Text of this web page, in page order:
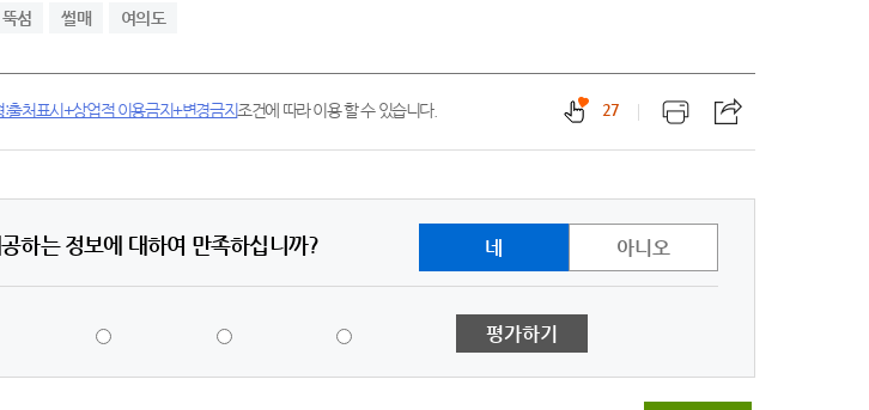
뚝섬 썰매 여의도
27
:출처표시+상업적 이용금지+변경금지조건에 따라 이용 할 수 있습니다.
하는 정보에 대하여 만족하십니까? 네 아니오
평가하기